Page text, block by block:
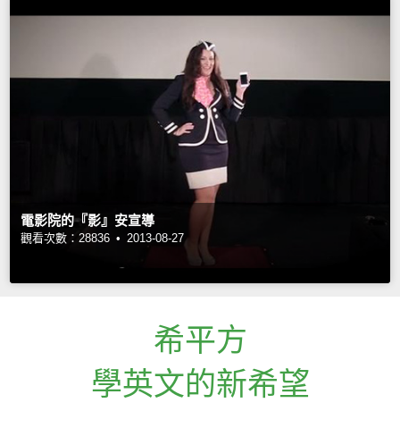
電影院的『影』安宣導
觀看次數：28836 • 2013-08-27
希平方
學英文的新希望